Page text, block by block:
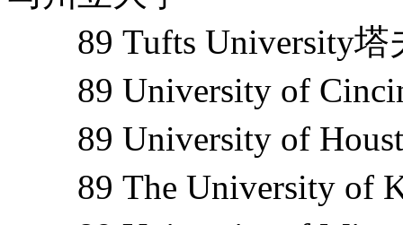
89 Tufts University塔
89 University of
89 University of
89 The University of